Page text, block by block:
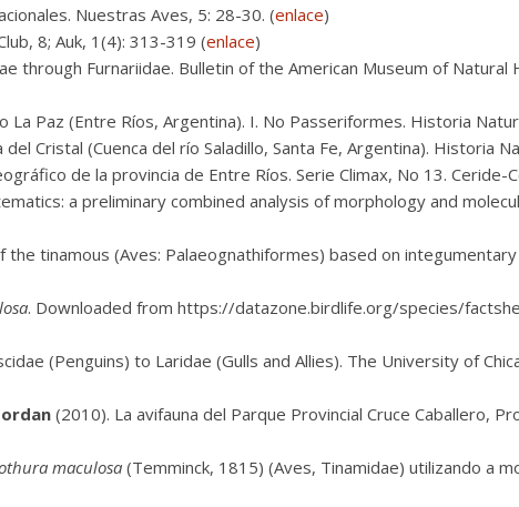
Nuestras Aves, 5: 28-30. (enlace)
8; Auk, 1(4): 313-319 (enlace)
through Furnariidae. Bulletin of the American Museum of Natural
Paz (Entre Ríos, Argentina). I. No Passeriformes. Historia
Cristal (Cuenca del río Saladillo, Santa Fe, Argentina). Historia
de la provincia de Entre Ríos. Serie Climax, No 13. Ceride-
a preliminary combined analysis of morphology and
the tinamous (Aves: Palaeognathiformes) based on
. Downloaded from https://datazone.birdlife.org/species/
(Penguins) to Laridae (Gulls and Allies). The University of
(2010). La avifauna del Parque Provincial Cruce Caballero,
maculosa(Temminck, 1815) (Aves, Tinamidae) utilizando a